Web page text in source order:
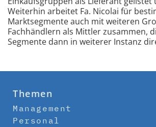
Weiterhin arbeitet Fa. Nicolai für
Marktsegmente auch mit weiteren
Fachhändlern als Mittler zusammen,
Segmente dann in weiterer Instanz
Themen
Management
Personal